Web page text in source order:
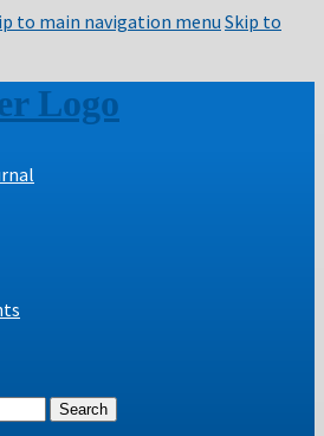
to main navigation menu Skip to
Search